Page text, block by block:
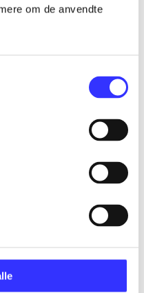
om de anvendte
på udgivelser